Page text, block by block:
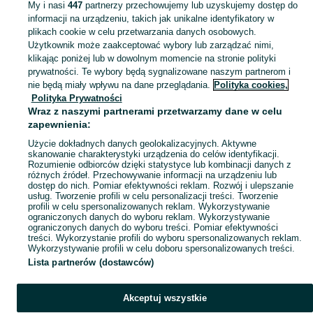
KATEGORIA
Skorzystaj z największego serwisu ogłoszeniowego - Piotrowice i okolice! Kupuj to, czego pragniesz i sprzedawaj to, czego już nie potrzebujesz! Zobacz
Mapa kategorii
Mapa miejscowości
Mapa ministron
Popularne wyszukiwania
My i nasi 447partnerzy przechowujemy lub uzyskujemy dostęp do
informacji na urządzeniu, takich jak unikalne identyfikatory w
plikach cookie w celu przetwarzania danych osobowych.
Użytkownik może zaakceptować wybory lub zarządzać nimi,
klikając poniżej lub w dowolnym momencie na stronie polityki
prywatności. Te wybory będą sygnalizowane naszym partnerom i
nie będą miały wpływu na dane przeglądania. Polityka cookies,
Polityka Prywatności
Wraz z naszymi partnerami przetwarzamy dane w celu
zapewnienia:
Użycie dokładnych danych geolokalizacyjnych. Aktywne
skanowanie charakterystyki urządzenia do celów identyfikacji.
Rozumienie odbiorców dzięki statystyce lub kombinacji danych z
różnych źródeł. Przechowywanie informacji na urządzeniu lub
dostęp do nich. Pomiar efektywności reklam. Rozwój i ulepszanie
usług. Tworzenie profili w celu personalizacji treści. Tworzenie
profili w celu spersonalizowanych reklam. Wykorzystywanie
ograniczonych danych do wyboru reklam. Wykorzystywanie
ograniczonych danych do wyboru treści. Pomiar efektywności
treści. Wykorzystanie profili do wyboru spersonalizowanych reklam.
Wykorzystywanie profili w celu doboru spersonalizowanych treści.
Lista partnerów (dostawców)
Akceptuj wszystkie